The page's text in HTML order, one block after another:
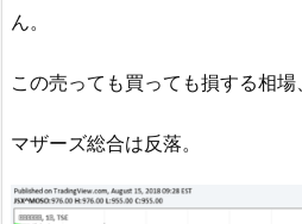
ん。
この売っても買っても損する相場
マザーズ総合は反落。